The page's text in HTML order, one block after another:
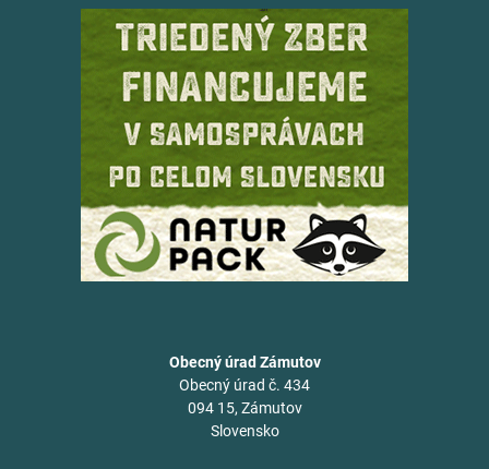
Obecný úrad Zámutov
Obecný úrad č. 434
094 15, Zámutov
Slovensko